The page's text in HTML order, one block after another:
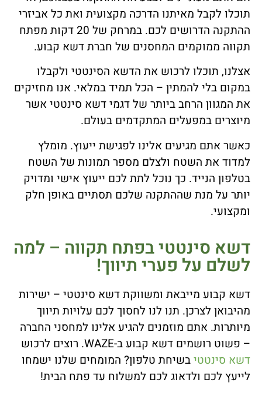
תוכלו לקבל מאיתנו הדרכה מקצועית ואת כל אביזרי
ההתקנה הדרושים לכם. במרחק של 20 דקות מפתח
תקווה ממוקמים המחסנים של חברת דשא קבוע.
אצלנו, תוכלו לרכוש את הדשא הסינטטי ולקבלו
במקום בלי להמתין – הכל תמיד במלאי. אנו מחזיקים
את המגוון הרחב ביותר של דגמי דשא סינטטי אשר
מיוצרים במפעלים המתקדמים בעולם.
כאשר אתם מגיעים אלינו לפגישת ייעוץ. מומלץ
למדוד את השטח ולצלם מספר תמונות של השטח
בטלפון הנייד. כך נוכל לתת לכם ייעוץ אישי ומדויק
יותר על מנת שההתקנה שלכם תסתיים באופן חלק
ומקצועי.
דשא סינטטי בפתח תקווה – למה
לשלם על פערי תיווך!
דשא קבוע מייבאת ומשווקת דשא סינטטי – ישירות
מהיבואן לצרכן. תנו לנו לחסוך לכם עלויות תיווך
מיותרות. אתם מוזמנים להגיע אלינו למחסני החברה
– פשוט רושמים דשא קבוע ב-WAZE. רוצים לרכוש
דשא סינטטיבשיחת טלפון? המומחים שלנו ישמחו
לייעץ לכם ולדאוג לכם למשלוח עד פתח הבית!